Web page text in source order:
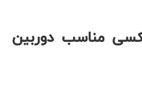
مناسب دوربین